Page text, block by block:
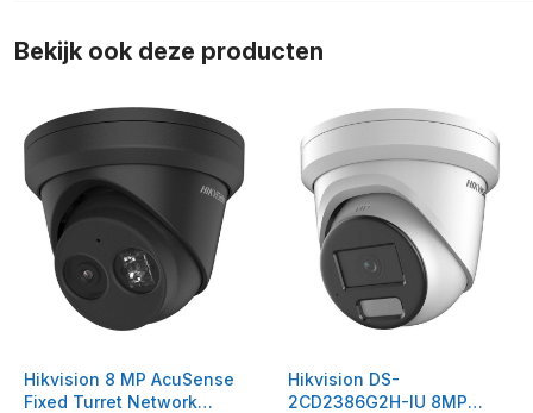
Bekijk ook deze producten
Hikvision 8 MP AcuSense
Fixed Turret Network
Hikvision DS-
2CD2386G2H-IU 8MP